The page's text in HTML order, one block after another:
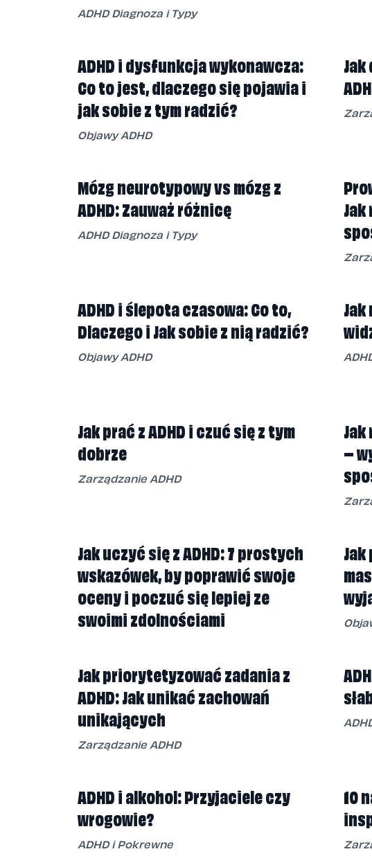
ADHD Diagnoza i Typy
ADHD i dysfunkcja wykonawcza:
Co to jest, dlaczego się pojawia i
jak sobie z tym radzić?
Objawy ADHD
Mózg neurotypowy vs mózg z
ADHD: Zauważ różnicę
ADHD Diagnoza i Typy
ADHD i ślepota czasowa: Co to,
Dlaczego i Jak sobie z nią radzić?
Objawy ADHD
Jak prać z ADHD i czuć się z tym
dobrze
Zarządzanie ADHD
–
Jak uczyć się z ADHD: 7 prostych
wskazówek, by poprawić swoje
oceny i poczuć się lepiej ze
swoimi zdolnościami
Jak priorytetyzować zadania z
ADHD: Jak unikać zachowań
unikających
Zarządzanie ADHD
ADHD i alkohol: Przyjaciele czy
wrogowie?
ADHD i Pokrewne
10